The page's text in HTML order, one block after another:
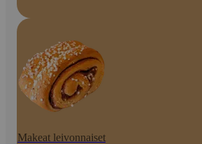
Makeat leivonnaiset